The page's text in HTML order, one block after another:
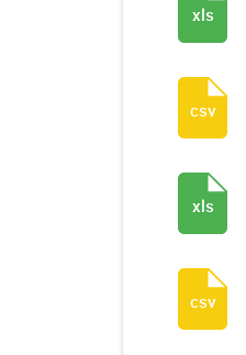
xls
csv
xls
csv